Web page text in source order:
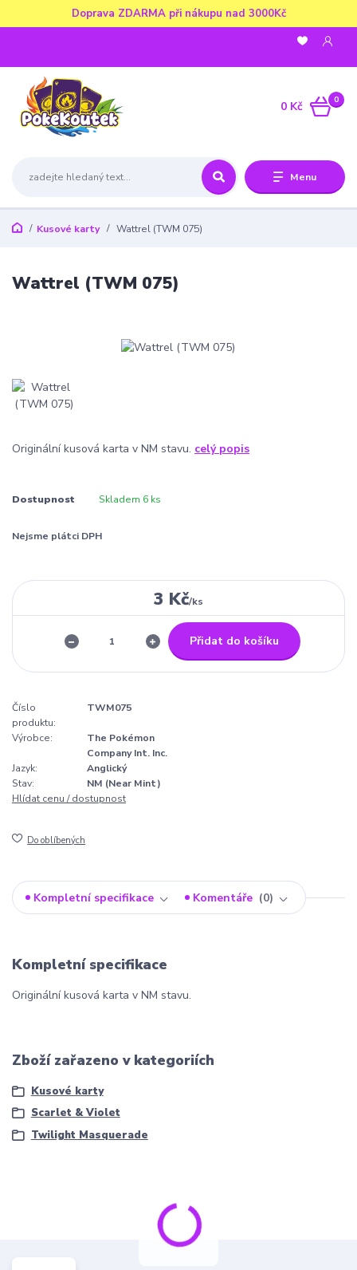
Doprava ZDARMA při nákupu nad 3000Kč
Menu
0
0 Kč
Kusové karty Wattrel (TWM 075)
Wattrel (TWM 075)
Originální kusová karta v NM stavu. celý popis
Dostupnost Skladem 6 ks
Nejsme plátci DPH
3 Kč/ks
Přidat do košíku
Číslo
produktu:
TWM075
Výrobce:
The Pokémon
Company Int. Inc.
Jazyk:
Anglický
Stav:
NM (Near Mint)
Hlídat cenu / dostupnost
Do oblíbených
Kompletní specifikace Komentáře 0
Kompletní specifikace
Originální kusová karta v NM stavu.
Zboží zařazeno v kategoriích
Kusové karty
Scarlet & Violet
Twilight Masquerade